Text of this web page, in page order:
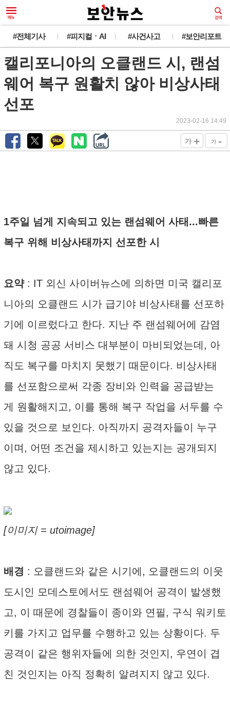
#전체기사 #피지컬ㆍAI #사건사고 #보안리포트
캘리포니아의 오클랜드 시, 랜섬
웨어 복구 원활치 않아 비상사태
선포
2023-02-16 14:49
가 + 가 -
1주일 넘게 지속되고 있는 랜섬웨어 사태...빠른
복구 위해 비상사태까지 선포한 시
요약: IT 외신 사이버뉴스에 의하면 미국 캘리포
니아의 오클랜드 시가 급기야 비상사태를 선포하
기에 이르렀다고 한다. 지난 주 랜섬웨어에 감염
돼 시청 공공 서비스 대부분이 마비되었는데, 아
직도 복구를 마치지 못했기 때문이다. 비상사태
를 선포함으로써 각종 장비와 인력을 공급받는
게 원활해지고, 이를 통해 복구 작업을 서두를 수
있을 것으로 보인다. 아직까지 공격자들이 누구
이며, 어떤 조건을 제시하고 있는지는 공개되지
않고 있다.
[이미지 = utoimage]
배경 : 오클랜드와 같은 시기에, 오클랜드의 이웃
도시인 모데스토에서도 랜섬웨어 공격이 발생했
고, 이 때문에 경찰들이 종이와 연필, 구식 워키토
키를 가지고 업무를 수행하고 있는 상황이다. 두
공격이 같은 행위자들에 의한 것인지, 우연이 겹
친 것인지는 아직 정확히 알려지지 않고 있다.